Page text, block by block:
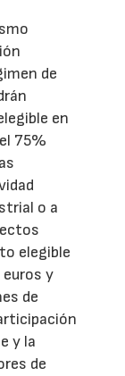
de
en
75%
o a
elegible
y
de
y la
de